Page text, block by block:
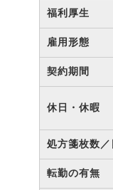
福利厚生
雇用形態
契約期間
休日・休暇
処方箋枚数／
転勤の有無